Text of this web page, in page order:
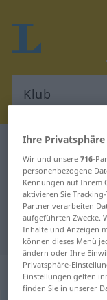
Deutsch-
Deutsch-
"Klub"
"Klub"
„Klub“:
Ihre
Wir und unsere716-
personenbezogene
Kennungen auf Ihrem
aktivieren Sie
Partner verarbeiten
aufgeführten Zwecke.
Inhalte und Anzeigen
können dieses Menü
ändern oder Ihre
Privatsphäre-
Einstellungen gelten
finden Sie in unserer